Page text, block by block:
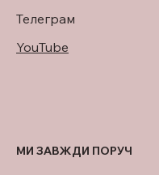
Телеграм
YouTube
МИ ЗАВЖДИ ПОРУЧ